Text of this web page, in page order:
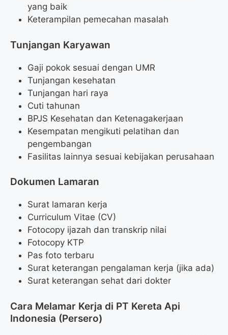
yang baik
Keterampilan pemecahan masalah
Tunjangan Karyawan
Gaji pokok sesuai dengan UMR
Tunjangan kesehatan
Tunjangan hari raya
Cuti tahunan
BPJS Kesehatan dan Ketenagakerjaan
Kesempatan mengikuti pelatihan dan
pengembangan
Fasilitas lainnya sesuai kebijakan perusahaan
Dokumen Lamaran
Surat lamaran kerja
Curriculum Vitae (CV)
Fotocopy ijazah dan transkrip nilai
Fotocopy KTP
Pas foto terbaru
Surat keterangan pengalaman kerja (jika ada)
Surat keterangan sehat dari dokter
Cara Melamar Kerja di PT Kereta Api
Indonesia (Persero)